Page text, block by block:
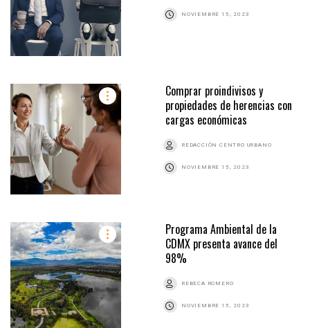
NOVIEMBRE 15, 2023
Comprar proindivisos y
propiedades de herencias con
cargas económicas
REDACCIÓN CENTRO URBANO
NOVIEMBRE 15, 2023
Programa Ambiental de la
CDMX presenta avance del
98%
REBECA ROMERO
NOVIEMBRE 15, 2023